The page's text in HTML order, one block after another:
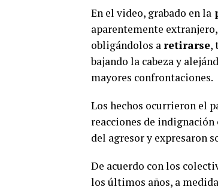
En el video, grabado en la
aparentemente
obligándolos aretirarse,
bajando la cabeza y
mayores confrontaciones.
Los hechos ocurrieron el
reacciones de
del agresor y expresaron
De acuerdo con los
los últimos años, a